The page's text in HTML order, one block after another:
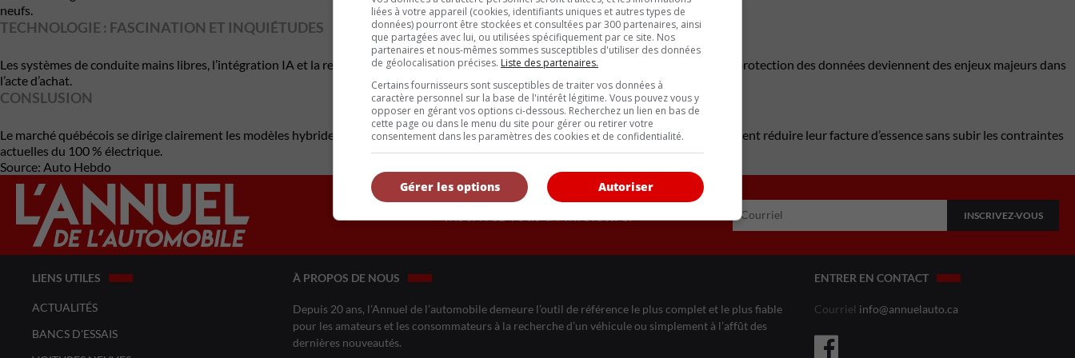
neufs.
TECHNOLOGIE : FASCINATION ET INQUIÉTUDES
Les systèmes de conduite mains libres, l’intégration IA et la recharge intelligente attirent les consommateurs, mais la cybersécurité et la protection des données deviennent des enjeux majeurs dans
l’acte d’achat.
CONSLUSION
Le marché québécois se dirige clairement les modèles hybrides branchable, beaucoup plus pragmatique que militante. Les acheteurs veulent réduire leur facture d’essence sans subir les contraintes
actuelles du 100 % électrique.
Source: Auto Hebdo
Inscrivez vous à l'infolettre.
LIENS UTILES
ACTUALITÉS
BANCS D'ESSAIS
À PROPOS DE NOUS
Depuis 20 ans, l’Annuel de l’automobile demeure l’outil de référence le plus complet et le plus fiable
pour les amateurs et les consommateurs à la recherche d’un véhicule ou simplement à l’affût des
dernières nouveautés.
ENTRER EN CONTACT
Courriel info@annuelauto.ca
liées à votre appareil (cookies, identifiants uniques et autres types de
données) pourront être stockées et consultées par 300 partenaires, ainsi
que partagées avec lui, ou utilisées spécifiquement par ce site. Nos
partenaires et nous-mêmes sommes susceptibles d'utiliser des données
de géolocalisation précises. Liste des partenaires.
Certains fournisseurs sont susceptibles de traiter vos données à
caractère personnel sur la base de l'intérêt légitime. Vous pouvez vous y
opposer en gérant vos options ci-dessous. Recherchez un lien en bas de
cette page ou dans le menu du site pour gérer ou retirer votre
consentement dans les paramètres des cookies et de confidentialité.
Autoriser
Gérer les options